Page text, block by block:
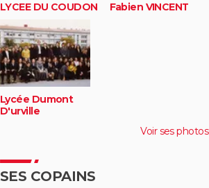
LYCEE DU COUDON Fabien VINCENT
Lycée Dumont
D'urville
Voir ses photos
SES COPAINS